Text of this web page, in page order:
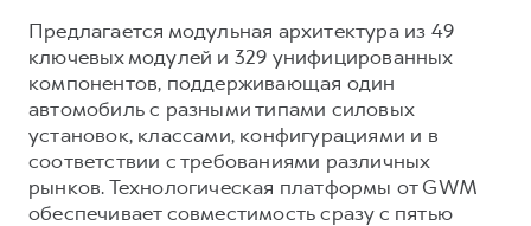
Предлагается модульная архитектура из 49
ключевых модулей и 329 унифицированных
компонентов, поддерживающая один
автомобиль с разными типами силовых
установок, классами, конфигурациями и в
соответствии с требованиями различных
рынков. Технологическая платформы от GWM
обеспечивает совместимость сразу с пятью